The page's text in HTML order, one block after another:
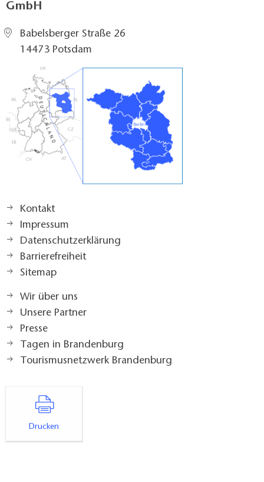
GmbH
Babelsberger Straße 26
14473 Potsdam
Kontakt
Impressum
Datenschutzerklärung
Barrierefreiheit
Sitemap
Wir über uns
Unsere Partner
Presse
Tagen in Brandenburg
Tourismusnetzwerk Brandenburg
Drucken